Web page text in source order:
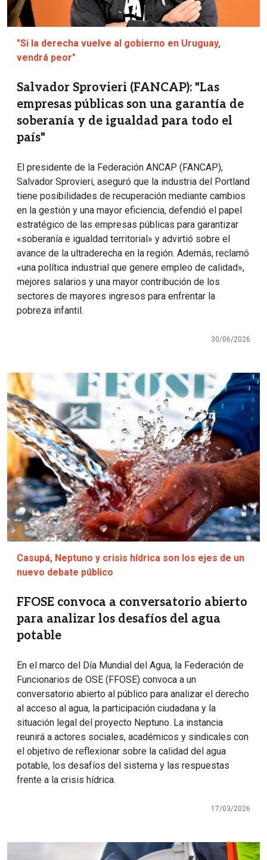
"Si la derecha vuelve al gobierno en Uruguay,
vendrá peor"
Salvador Sprovieri (FANCAP): "Las
empresas públicas son una garantía de
soberanía y de igualdad para todo el
país"
El presidente de la Federación ANCAP (FANCAP),
Salvador Sprovieri, aseguró que la industria del Portland
tiene posibilidades de recuperación mediante cambios
en la gestión y una mayor eficiencia, defendió el papel
estratégico de las empresas públicas para garantizar
«soberanía e igualdad territorial» y advirtió sobre el
avance de la ultraderecha en la región. Además, reclamó
«una política industrial que genere empleo de calidad»,
mejores salarios y una mayor contribución de los
sectores de mayores ingresos para enfrentar la
pobreza infantil.
30/06/2026
Imagen
Casupá, Neptuno y crisis hídrica son los ejes de un
nuevo debate público
FFOSE convoca a conversatorio abierto
para analizar los desafíos del agua
potable
En el marco del Día Mundial del Agua, la Federación de
Funcionarios de OSE (FFOSE) convoca a un
conversatorio abierto al público para analizar el derecho
al acceso al agua, la participación ciudadana y la
situación legal del proyecto Neptuno. La instancia
reunirá a actores sociales, académicos y sindicales con
el objetivo de reflexionar sobre la calidad del agua
potable, los desafíos del sistema y las respuestas
frente a la crisis hídrica.
17/03/2026